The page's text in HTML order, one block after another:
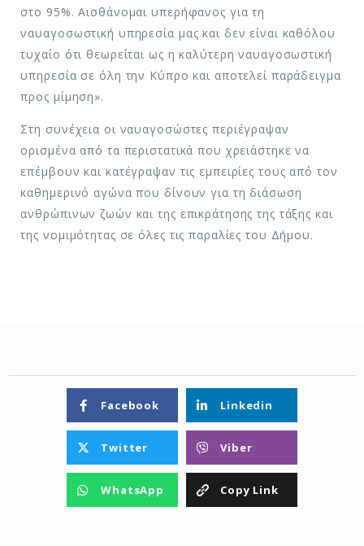
στο 95%. Αισθάνομαι υπερήφανος για τη
ναυαγοσωστική υπηρεσία μας και δεν είναι καθόλου
τυχαίο ότι θεωρείται ως η καλύτερη ναυαγοσωστική
υπηρεσία σε όλη την Κύπρο και αποτελεί παράδειγμα
προς μίμηση».
Στη συνέχεια οι ναυαγοσώστες περιέγραψαν
ορισμένα από τα περιστατικά που χρειάστηκε να
επέμβουν και κατέγραψαν τις εμπειρίες τους από τον
καθημερινό αγώνα που δίνουν για τη διάσωση
ανθρώπινων ζωών και της επικράτησης της τάξης και
της νομιμότητας σε όλες τις παραλίες του Δήμου.
Facebook Linkedin
Twitter Viber
WhatsApp Copy Link